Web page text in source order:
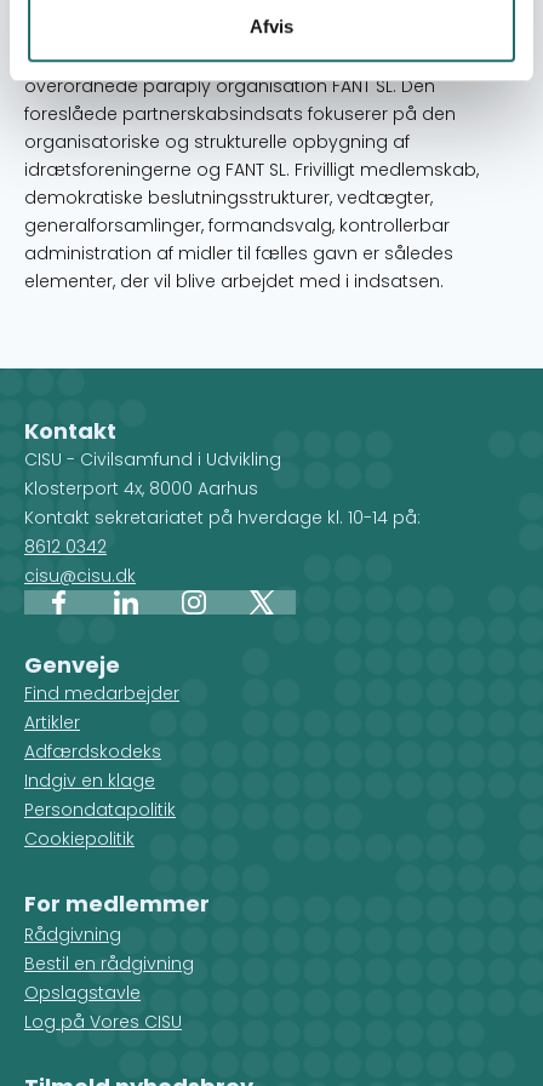
Afvis
overordnede formål er todelt: 1. at styrke foreningernes
organisatoriske kapacitet, 2. at kapacitetsopbygge den
overordnede paraply organisation FANT SL. Den
foreslåede partnerskabsindsats fokuserer på den
organisatoriske og strukturelle opbygning af
idrætsforeningerne og FANT SL. Frivilligt medlemskab,
demokratiske beslutningsstrukturer, vedtægter,
generalforsamlinger, formandsvalg, kontrollerbar
administration af midler til fælles gavn er således
elementer, der vil blive arbejdet med i indsatsen.
Kontakt
CISU - Civilsamfund i Udvikling
Klosterport 4x, 8000 Aarhus
Kontakt sekretariatet på hverdage kl. 10-14 på:
8612 0342
cisu@cisu.dk
FacebookLinkedInInstagram
X
Genveje
Find medarbejder
Artikler
Adfærdskodeks
Indgiv en klage
Persondatapolitik
Cookiepolitik
For medlemmer
Rådgivning
Bestil en rådgivning
Opslagstavle
Log på Vores CISU